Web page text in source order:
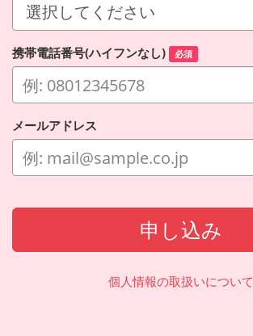
携帯電話番号(ハイフンなし) 必須
メールアドレス
申し込み
個人情報の取扱いについて